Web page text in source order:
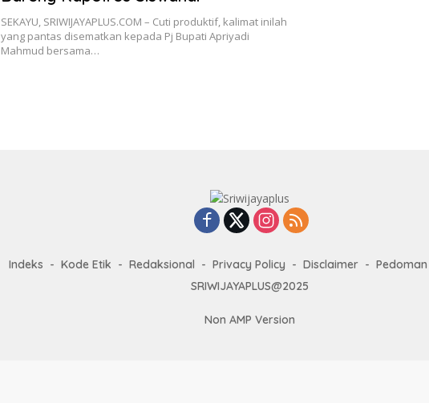
SEKAYU, SRIWIJAYAPLUS.COM – Cuti produktif, kalimat inilah
yang pantas disematkan kepada Pj Bupati Apriyadi
Mahmud bersama…
Indeks Kode Etik Redaksional Privacy Policy Disclaimer
SRIWIJAYAPLUS@2025
Non AMP Version